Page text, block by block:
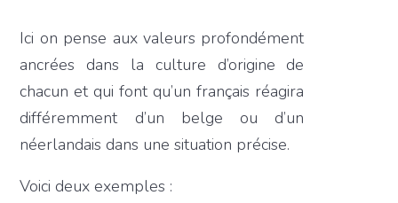
Ici on pense aux valeurs profondément
ancrées dans la culture d’origine de
chacun et qui font qu’un français réagira
différemment d’un belge ou d’un
néerlandais dans une situation précise.
Voici deux exemples :